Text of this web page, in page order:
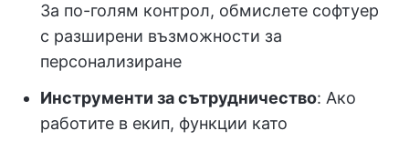
За по-голям контрол, обмислете софтуер
с разширени възможности за
персонализиране
Инструменти за сътрудничество: Ако
работите в екип, функции като